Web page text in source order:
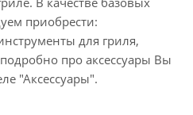
приобрести:
для гриля,
про аксессуары Вы
"Аксессуары".